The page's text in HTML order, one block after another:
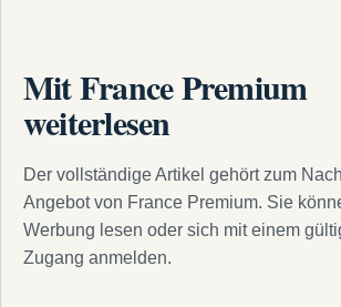
Mit France Premium
weiterlesen
Der vollständige Artikel gehört zum
Angebot von France Premium. Sie
Werbung lesen oder sich mit einem
Zugang anmelden.